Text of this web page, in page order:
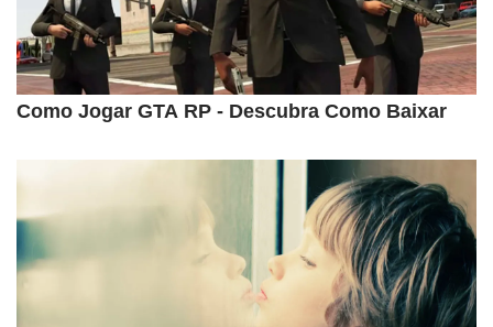
Como Jogar GTA RP - Descubra Como Baixar